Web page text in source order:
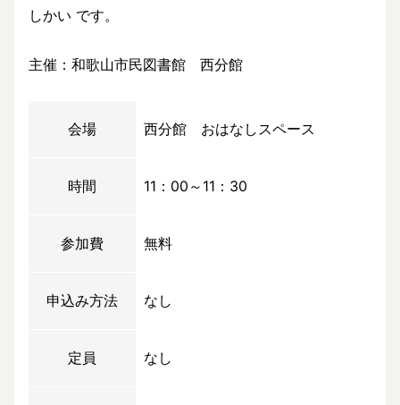
しかい です。
主催：和歌山市民図書館 西分館
会場 西分館 おはなしスペース
時間 11：00～11：30
参加費 無料
申込み方法 なし
定員 なし